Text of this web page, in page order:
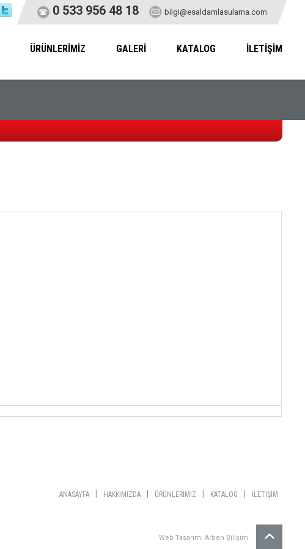
0 533 956 48 18 bilgi@esaldamlasulama.com
ÜRÜNLERİMİZ GALERİ KATALOG İLETİŞİM
ANASAYFA HAKKIMIZDA ÜRÜNLERİMİZ KATALOG İLETİŞİM
Web Tasarım: Arben Bilişim